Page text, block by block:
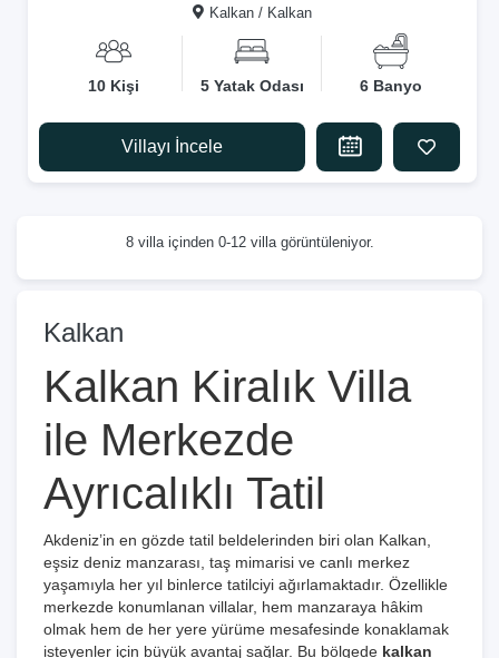
Kalkan / Kalkan
10 Kişi 5 Yatak Odası 6 Banyo
Villayı İncele
8 villa içinden 0-12 villa görüntüleniyor.
Kalkan
Kalkan Kiralık Villa
ile Merkezde
Ayrıcalıklı Tatil
Akdeniz’in en gözde tatil beldelerinden biri olan Kalkan,
eşsiz deniz manzarası, taş mimarisi ve canlı merkez
yaşamıyla her yıl binlerce tatilciyi ağırlamaktadır. Özellikle
merkezde konumlanan villalar, hem manzaraya hâkim
olmak hem de her yere yürüme mesafesinde konaklamak
isteyenler için büyük avantaj sağlar. Bu bölgede kalkan